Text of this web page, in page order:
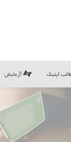
اپتیك آزمایش